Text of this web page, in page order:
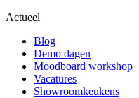
Actueel
Blog
Demo dagen
Moodboard workshop
Vacatures
Showroomkeukens